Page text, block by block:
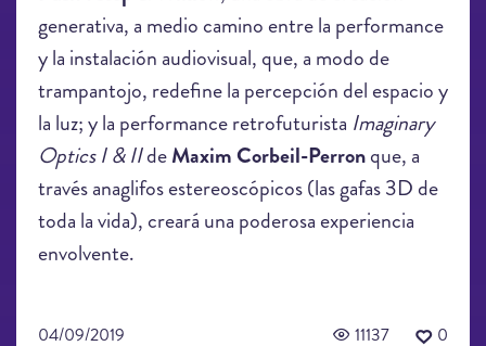
generativa, a medio camino entre la performance
y la instalación audiovisual, que, a modo de
trampantojo, redefine la percepción del espacio y
la luz; y la performance retrofuturista Imaginary
Optics I & IIdeMaxim Corbeil-Perronque, a
través anaglifos estereoscópicos (las gafas 3D de
toda la vida), creará una poderosa experiencia
envolvente.
04/09/2019 11137 0